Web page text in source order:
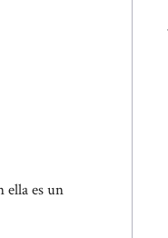
ella es un